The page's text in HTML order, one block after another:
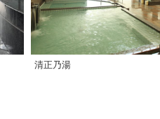
清正乃湯